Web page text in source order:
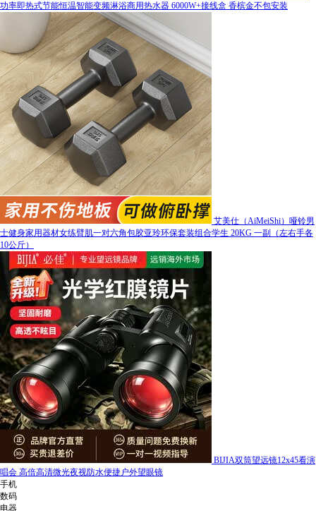
功率即热式节能恒温智能变频淋浴商用热水器 6000W+接线盒 香槟金不包安装
艾美仕（AiMeiShi）哑铃男
士健身家用器材女练臂肌一对六角包胶亚玲环保套装组合学生 20KG 一副（左右手各
10公斤）
BIJIA双筒望远镜12x45看演
唱会 高倍高清微光夜视防水便捷户外望眼镜
手机
数码
电器